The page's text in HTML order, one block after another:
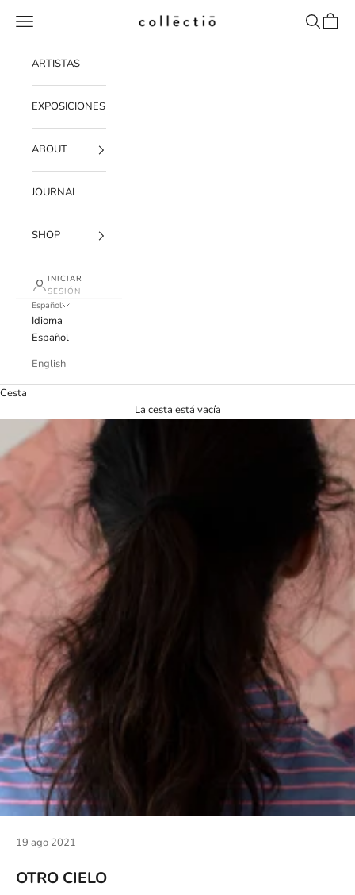
Collectio-collectio
Menú Buscar
Cesta
ARTISTAS
EXPOSICIONES
ABOUT
JOURNAL
SHOP
INICIAR
SESIÓN
Español
Idioma
Español
English
Cesta
La cesta está vacía
19 ago 2021
OTRO CIELO